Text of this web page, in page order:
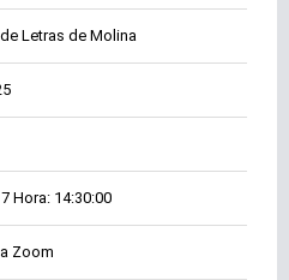
Letras de Molina
Hora: 14:30:00
Zoom